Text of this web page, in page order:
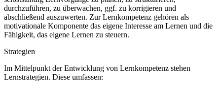
durchzuführen, zu überwachen, ggf. zu korrigieren und
abschließend auszuwerten. Zur Lernkompetenz gehören als
motivationale Komponente das eigene Interesse am Lernen und die
Fähigkeit, das eigene Lernen zu steuern.
Strategien
Im Mittelpunkt der Entwicklung von Lernkompetenz stehen
Lernstrategien. Diese umfassen: